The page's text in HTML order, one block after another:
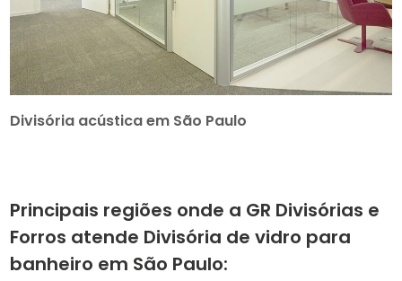
Divisória acústica em São Paulo
Principais regiões onde a GR Divisórias e
Forros atende Divisória de vidro para
banheiro em São Paulo: